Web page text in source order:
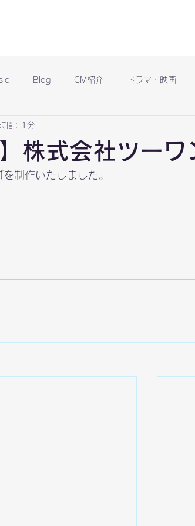
Blog CM紹介 ドラマ・映画
株式会社ツーワ
間: 1分